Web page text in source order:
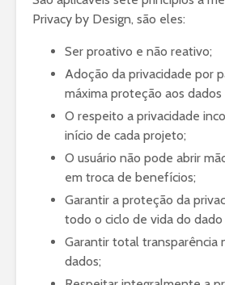
Privacy by Design, são eles:
Ser proativo e não reativo;
Adoção da privacidade por
máxima proteção aos dados
O respeito a privacidade
início de cada projeto;
O usuário não pode abrir
em troca de benefícios;
Garantir a proteção da
todo o ciclo de vida do dado
Garantir total transparência
dados;